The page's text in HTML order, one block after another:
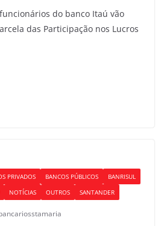
do banco Itaú vão
das Participação nos Lucros
PRIVADOS BANCOS PÚBLICOS
BANRISUL
NOTÍCIAS OUTROS SANTANDER